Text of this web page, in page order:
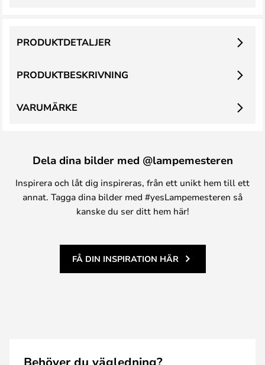
PRODUKTBESKRIVNING
PRODUKTDETALJER
VARUMÄRKE
Dela dina bilder med @lampemesteren
Inspirera och låt dig inspireras, från ett unikt hem till ett
annat. Tagga dina bilder med #yesLampemesteren så
kanske du ser ditt hem här!
FÅ DIN INSPIRATION HÄR
Behöver du vägledning?